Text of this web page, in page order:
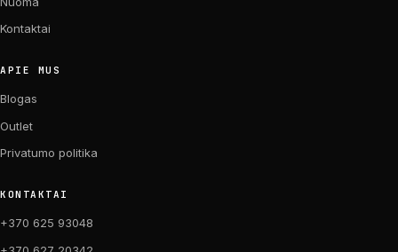
Kontaktai
APIE MUS
Blogas
Outlet
Privatumo politika
KONTAKTAI
+370 625 93048